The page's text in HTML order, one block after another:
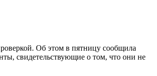
Об этом в пятницу сообщила
свидетельствующие о том, что они не